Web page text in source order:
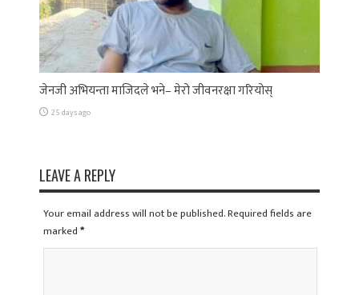
जेनजी अभियन्ता माजिदले भने– मेरो जीवनरक्षा गरियोस्
25 days ago
LEAVE A REPLY
Your email address will not be published. Required fields are
marked*